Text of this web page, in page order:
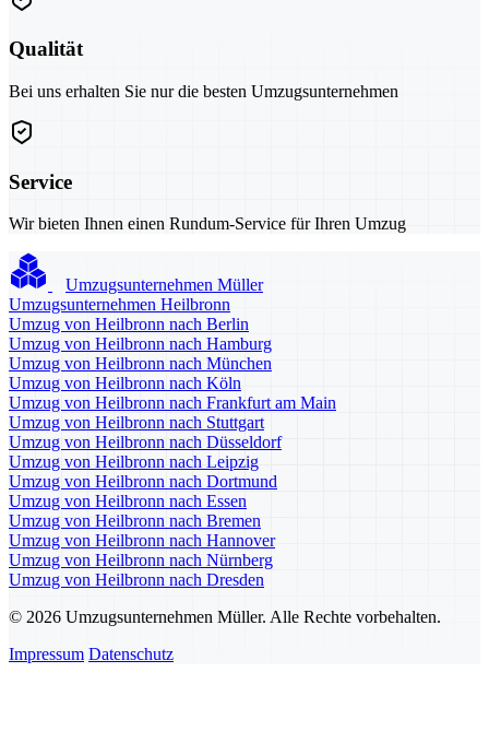
Qualität
Bei uns erhalten Sie nur die besten Umzugsunternehmen
Service
Wir bieten Ihnen einen Rundum-Service für Ihren Umzug
Umzugsunternehmen Müller
Umzugsunternehmen Heilbronn
Umzug von Heilbronn nach Berlin
Umzug von Heilbronn nach Hamburg
Umzug von Heilbronn nach München
Umzug von Heilbronn nach Köln
Umzug von Heilbronn nach Frankfurt am Main
Umzug von Heilbronn nach Stuttgart
Umzug von Heilbronn nach Düsseldorf
Umzug von Heilbronn nach Leipzig
Umzug von Heilbronn nach Dortmund
Umzug von Heilbronn nach Essen
Umzug von Heilbronn nach Bremen
Umzug von Heilbronn nach Hannover
Umzug von Heilbronn nach Nürnberg
Umzug von Heilbronn nach Dresden
© 2026 Umzugsunternehmen Müller. Alle Rechte vorbehalten.
Impressum Datenschutz